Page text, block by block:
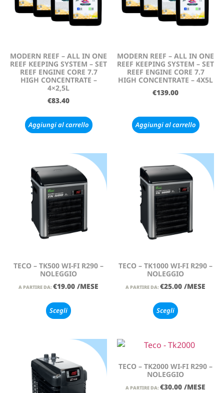
MODERN REEF – ALL IN ONE
REEF KEEPING SYSTEM – SET
REEF ENGINE CORE 7.7
HIGH CONCENTRATE –
4×2,5L
€83.40
Aggiungi al carrello
MODERN REEF – ALL IN ONE
REEF KEEPING SYSTEM – SET
REEF ENGINE CORE 7.7
HIGH CONCENTRATE – 4X5L
€139.00
Aggiungi al carrello
TECO – TK500 WI-FI R290 –
NOLEGGIO
A PARTIRE DA: €19.00 /MESE
Scegli
TECO – TK1000 WI-FI R290 –
NOLEGGIO
A PARTIRE DA: €25.00 /MESE
Scegli
TECO – TK2000 WI-FI R290 –
NOLEGGIO
A PARTIRE DA: €30.00 /MESE